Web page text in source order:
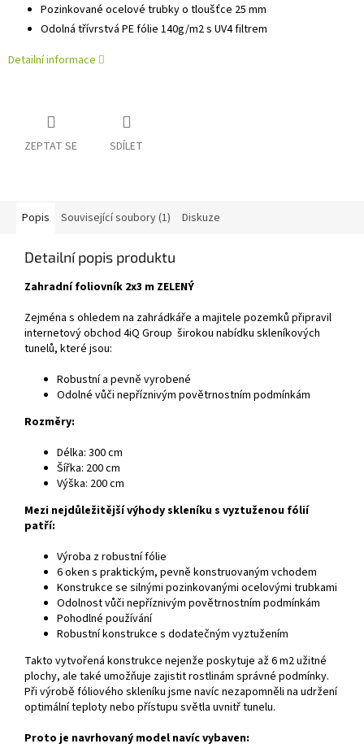
Pozinkované ocelové trubky o tloušťce 25 mm
Odolná třívrstvá PE fólie 140g/m2 s UV4 filtrem
Detailní informace
ZEPTAT SE SDÍLET
Popis Související soubory (1) Diskuze
Detailní popis produktu
Zahradní foliovník 2x3 m ZELENÝ
Zejména s ohledem na zahrádkáře a majitele pozemků připravil
internetový obchod 4iQ Group širokou nabídku skleníkových
tunelů, které jsou:
Robustní a pevně vyrobené
Odolné vůči nepříznivým povětrnostním podmínkám
Rozměry:
Délka: 300 cm
Šířka: 200 cm
Výška: 200 cm
Mezi nejdůležitější výhody skleníku s vyztuženou fólií
patří:
Výroba z robustní fólie
6 oken s praktickým, pevně konstruovaným vchodem
Konstrukce se silnými pozinkovanými ocelovými trubkami
Odolnost vůči nepříznivým povětrnostním podmínkám
Pohodlné používání
Robustní konstrukce s dodatečným vyztužením
Takto vytvořená konstrukce nejenže poskytuje až 6 m2 užitné
plochy, ale také umožňuje zajistit rostlinám správné podmínky.
Při výrobě fóliového skleníku jsme navíc nezapomněli na udržení
optimální teploty nebo přístupu světla uvnitř tunelu.
Proto je navrhovaný model navíc vybaven: